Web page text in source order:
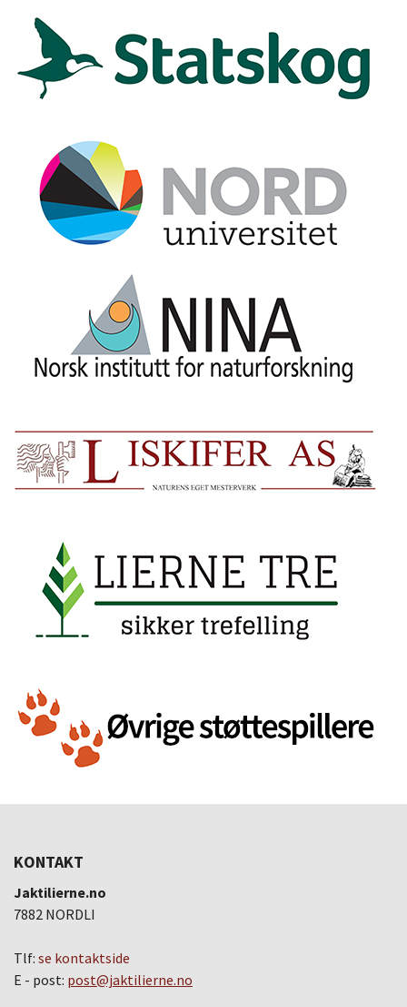
KONTAKT
Jaktilierne.no
7882 NORDLI
Tlf: se kontaktside
E - post: post@jaktilierne.no